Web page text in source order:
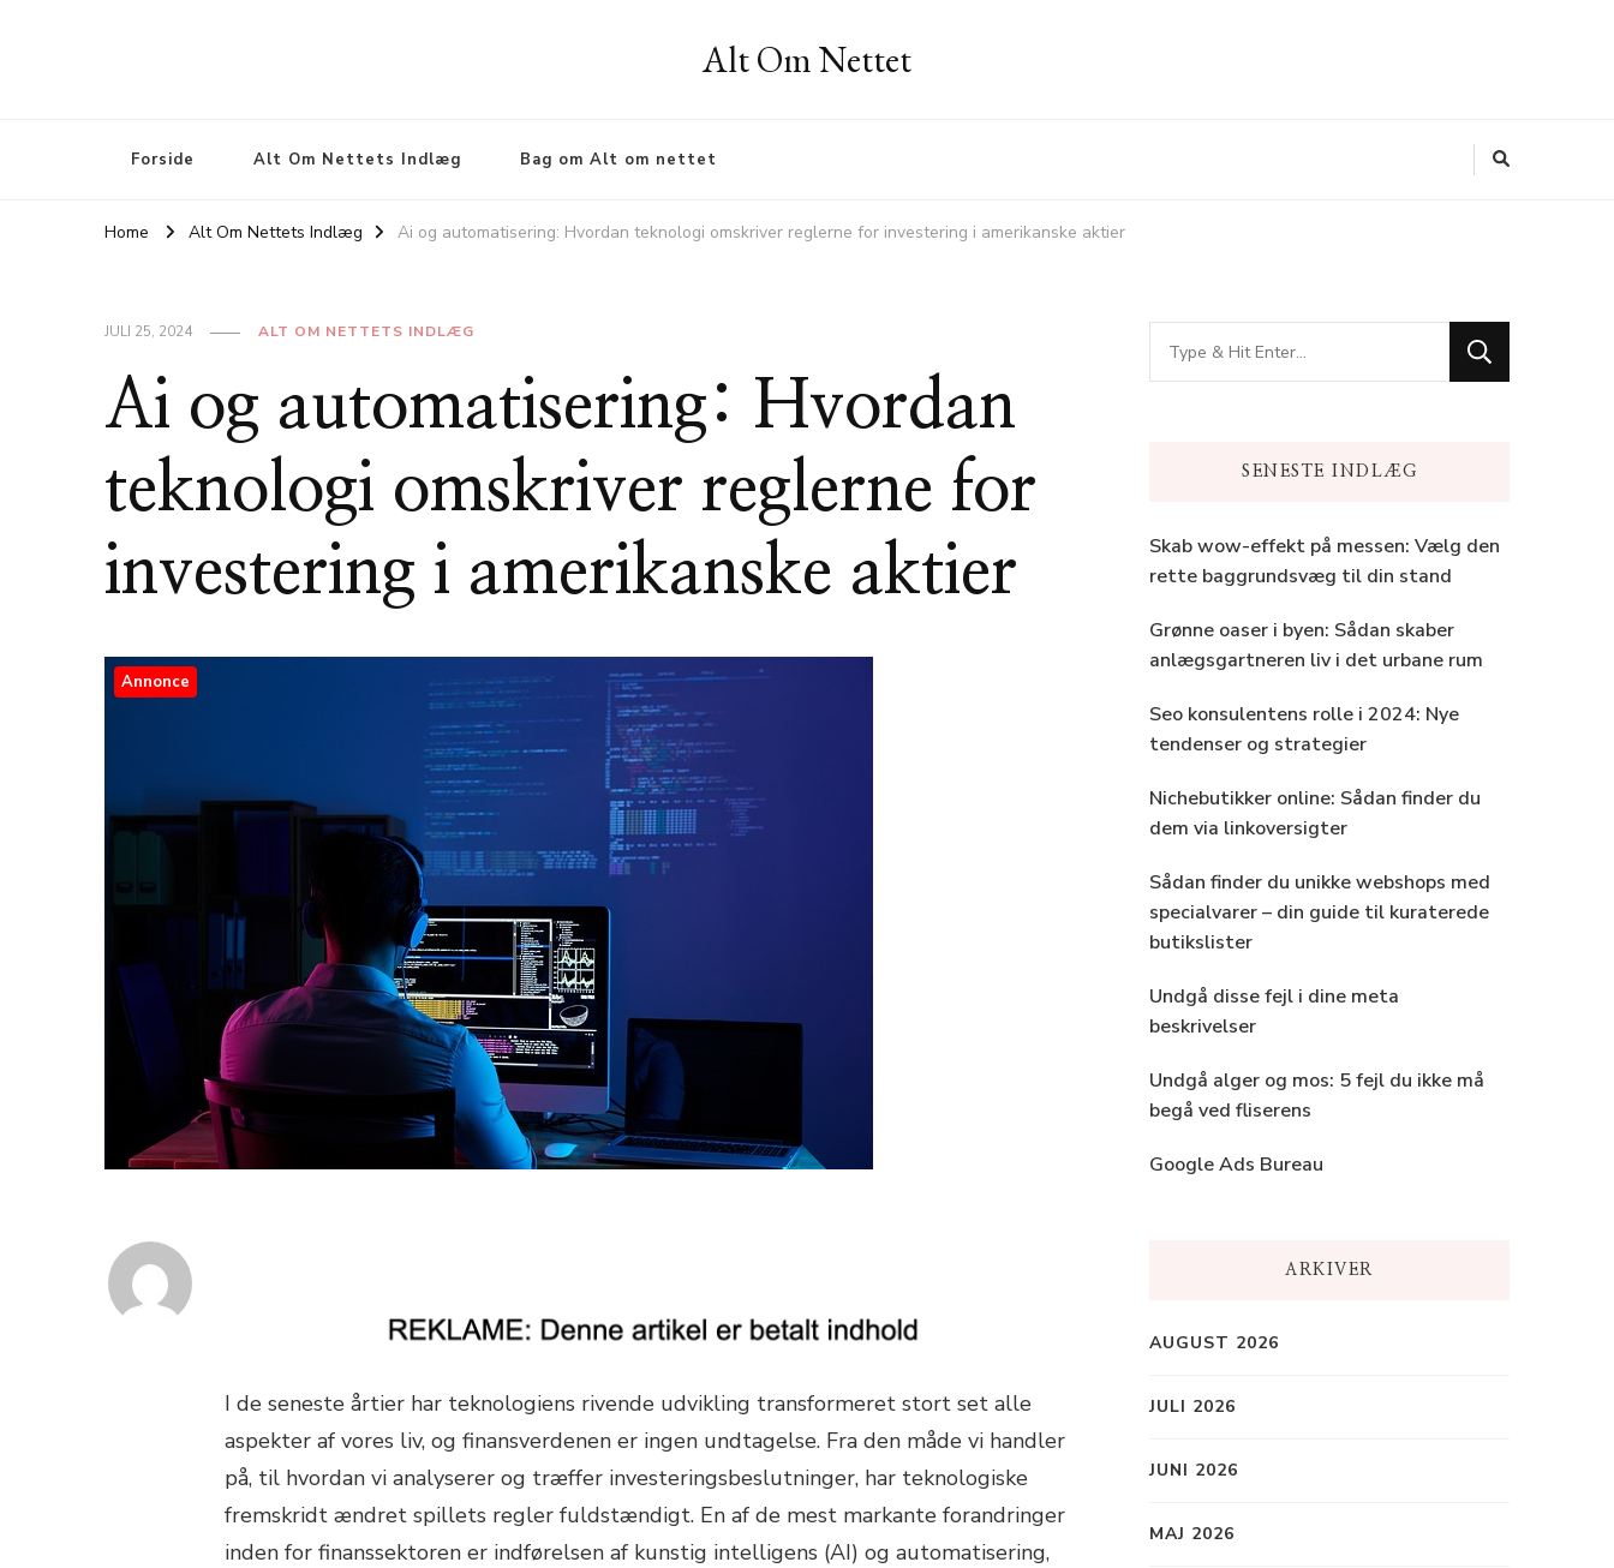
Alt Om Nettet
Forside Alt Om Nettets Indlæg Bag om Alt om nettet
Home Alt Om Nettets Indlæg Ai og automatisering: Hvordan teknologi omskriver reglerne for investering i amerikanske aktier
JULI 25, 2024 ALT OM NETTETS INDLÆG
Ai og automatisering: Hvordan
teknologi omskriver reglerne for
investering i amerikanske aktier
Annonce
I de seneste årtier har teknologiens rivende udvikling transformeret stort set alle
aspekter af vores liv, og finansverdenen er ingen undtagelse. Fra den måde vi handler
på, til hvordan vi analyserer og træffer investeringsbeslutninger, har teknologiske
fremskridt ændret spillets regler fuldstændigt. En af de mest markante forandringer
inden for finanssektoren er indførelsen af kunstig intelligens (AI) og automatisering,
Looking
for
SENESTE INDLÆG
Skab wow-effekt på messen: Vælg den
rette baggrundsvæg til din stand
Grønne oaser i byen: Sådan skaber
anlægsgartneren liv i det urbane rum
Seo konsulentens rolle i 2024: Nye
tendenser og strategier
Nichebutikker online: Sådan finder du
dem via linkoversigter
Sådan finder du unikke webshops med
specialvarer – din guide til kuraterede
butikslister
Undgå disse fejl i dine meta
beskrivelser
Undgå alger og mos: 5 fejl du ikke må
begå ved fliserens
Google Ads Bureau
ARKIVER
AUGUST 2026
JULI 2026
JUNI 2026
MAJ 2026